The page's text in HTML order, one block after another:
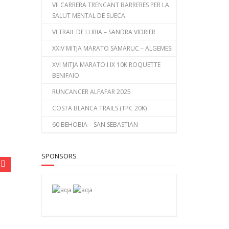
VII CARRERA TRENCANT BARRERES PER LA
SALUT MENTAL DE SUECA
VI TRAIL DE LLIRIA – SANDRA VIDRIER
XXIV MITJA MARATO SAMARUC – ALGEMESI
XVI MITJA MARATO I IX 10K ROQUETTE
BENIFAIO
RUNCANCER ALFAFAR 2025
COSTA BLANCA TRAILS (TPC 20K)
60 BEHOBIA – SAN SEBASTIAN
SPONSORS